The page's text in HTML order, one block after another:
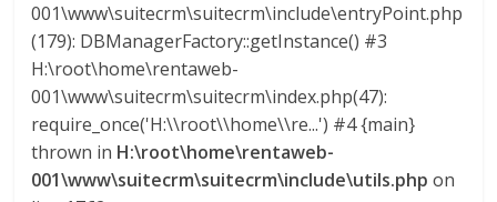
001\www\suitecrm\suitecrm\include\entryPoint.php
(179): DBManagerFactory::getInstance() #3
H:\root\home\rentaweb-
001\www\suitecrm\suitecrm\index.php(47):
require_once('H:\\root\\home\\re...') #4 {main}
thrown in H:\root\home\rentaweb-
001\www\suitecrm\suitecrm\include\utils.php on